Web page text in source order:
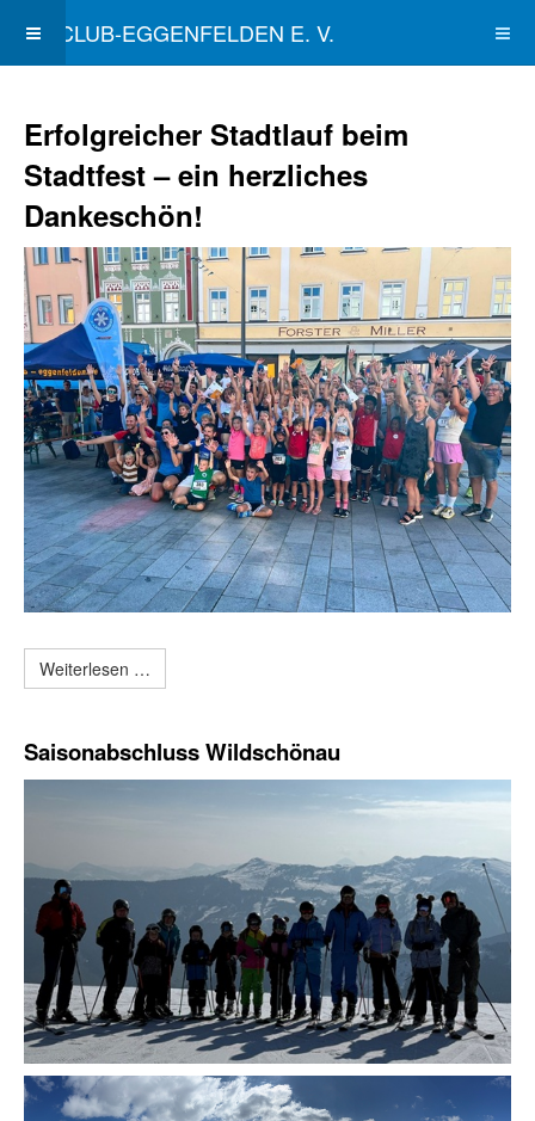
SKICLUB-EGGENFELDEN E. V.
Erfolgreicher Stadtlauf beim
Stadtfest – ein herzliches
Dankeschön!
Weiterlesen …
Saisonabschluss Wildschönau